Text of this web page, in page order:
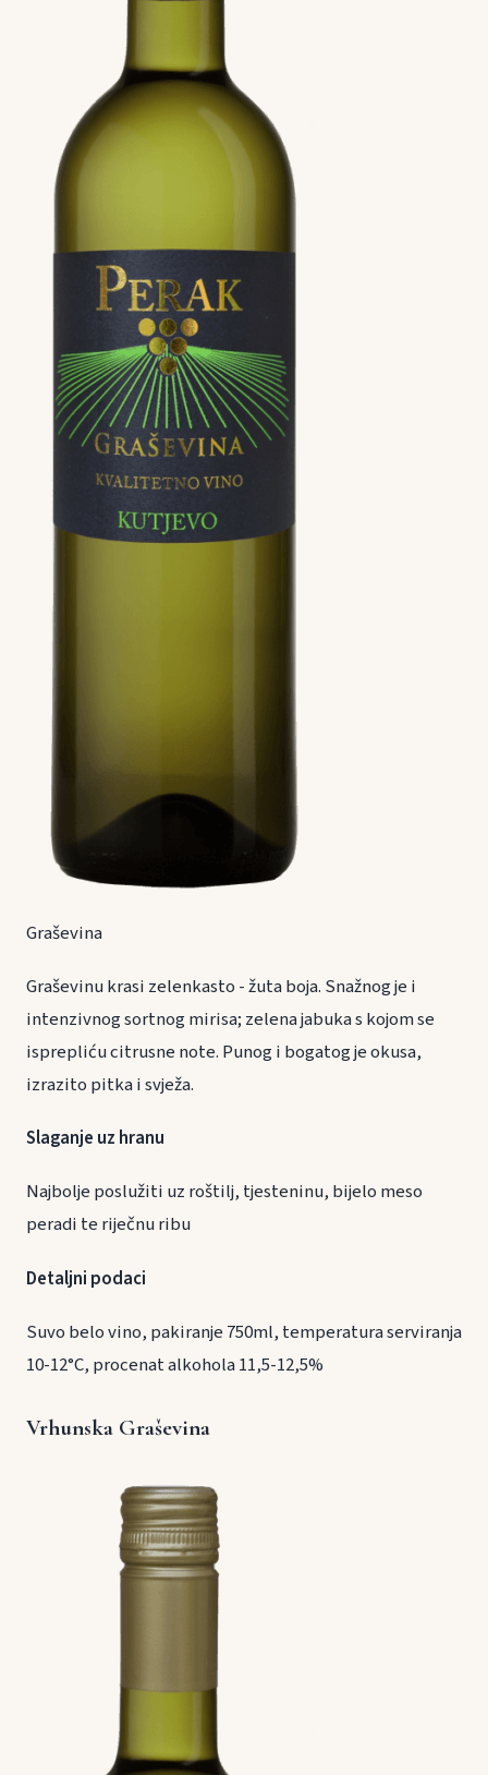
Graševina
Graševinu krasi zelenkasto - žuta boja. Snažnog je i
intenzivnog sortnog mirisa; zelena jabuka s kojom se
isprepliću citrusne note. Punog i bogatog je okusa,
izrazito pitka i svježa.
Slaganje uz hranu
Najbolje poslužiti uz roštilj, tjesteninu, bijelo meso
peradi te riječnu ribu
Detaljni podaci
Suvo belo vino, pakiranje 750ml, temperatura serviranja
10-12°C, procenat alkohola 11,5-12,5%
Vrhunska Graševina